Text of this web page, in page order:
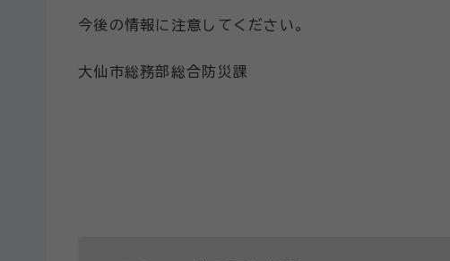
今後の情報に注意してください。
大仙市総務部総合防災課